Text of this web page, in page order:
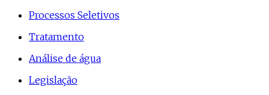
Processos Seletivos
Tratamento
Análise de água
Legislação